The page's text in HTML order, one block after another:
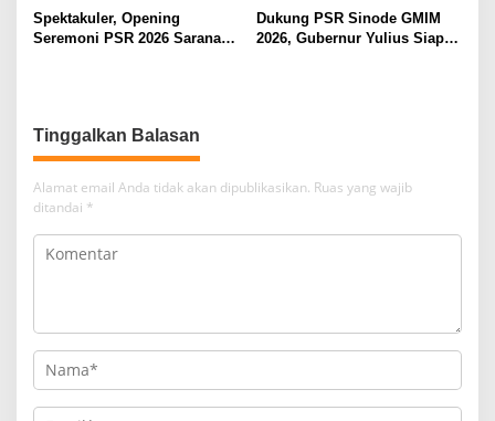
Spektakuler, Opening
Seremoni PSR 2026 Sarana
Dukung PSR Sinode GMIM
2026, Gubernur Yulius Siap
Tinggalkan Balasan
Alamat email Anda tidak akan dipublikasikan. Ruas yang wajib
ditandai *